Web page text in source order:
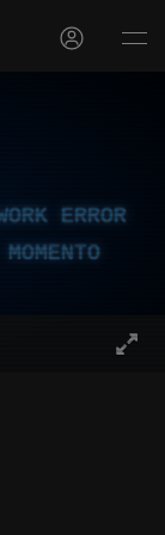
ERROR